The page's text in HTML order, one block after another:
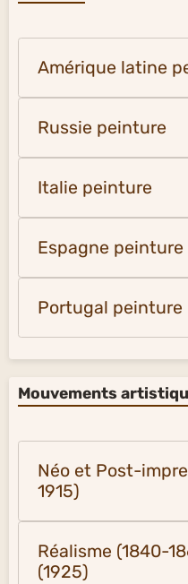
Amérique latine
Russie peinture
Italie peinture
Espagne peinture
Portugal peinture
Mouvements
Néo et Post-
1915)
Réalisme (1840-
(1925)